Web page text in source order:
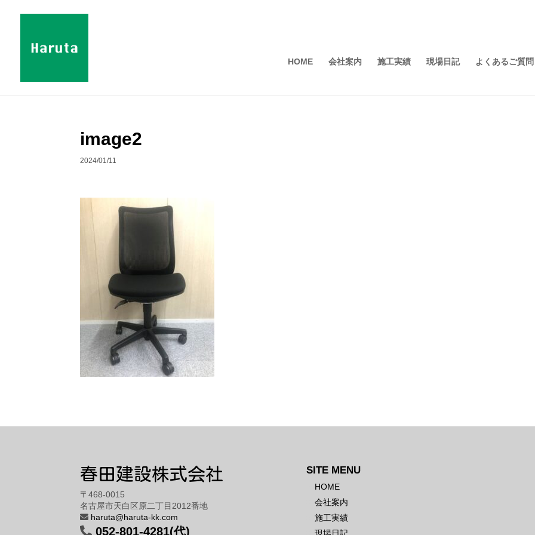
HOME 会社案内 施工実績 現場日記 よくあるご質問
image2
2024/01/11
春田建設株式会社
〒468-0015
名古屋市天白区原二丁目2012番地
haruta@haruta-kk.com
052-801-4281(代)
SITE MENU
HOME
会社案内
施工実績
現場日記